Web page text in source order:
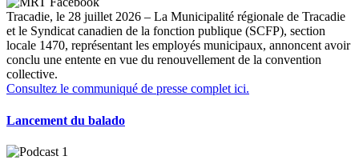
Tracadie, le 28 juillet 2026 – La Municipalité régionale de Tracadie
et le Syndicat canadien de la fonction publique (SCFP), section
locale 1470, représentant les employés municipaux, annoncent avoir
conclu une entente en vue du renouvellement de la convention
collective.
Consultez le communiqué de presse complet ici.
Lancement du balado